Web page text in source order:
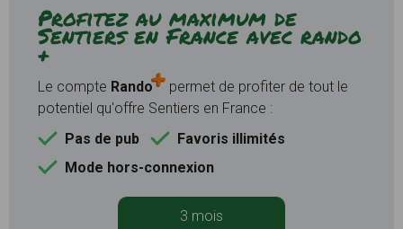
Profitez au maximum de
Sentiers en France avec rando
+
Le compte Rando
permet de profiter de tout le
potentiel qu'offre Sentiers en France :
Pas de pub
Favoris illimités
Mode hors-connexion
3 mois